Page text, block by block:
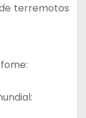
terremotos